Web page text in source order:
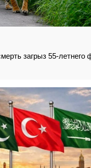
загрыз 55-летнего